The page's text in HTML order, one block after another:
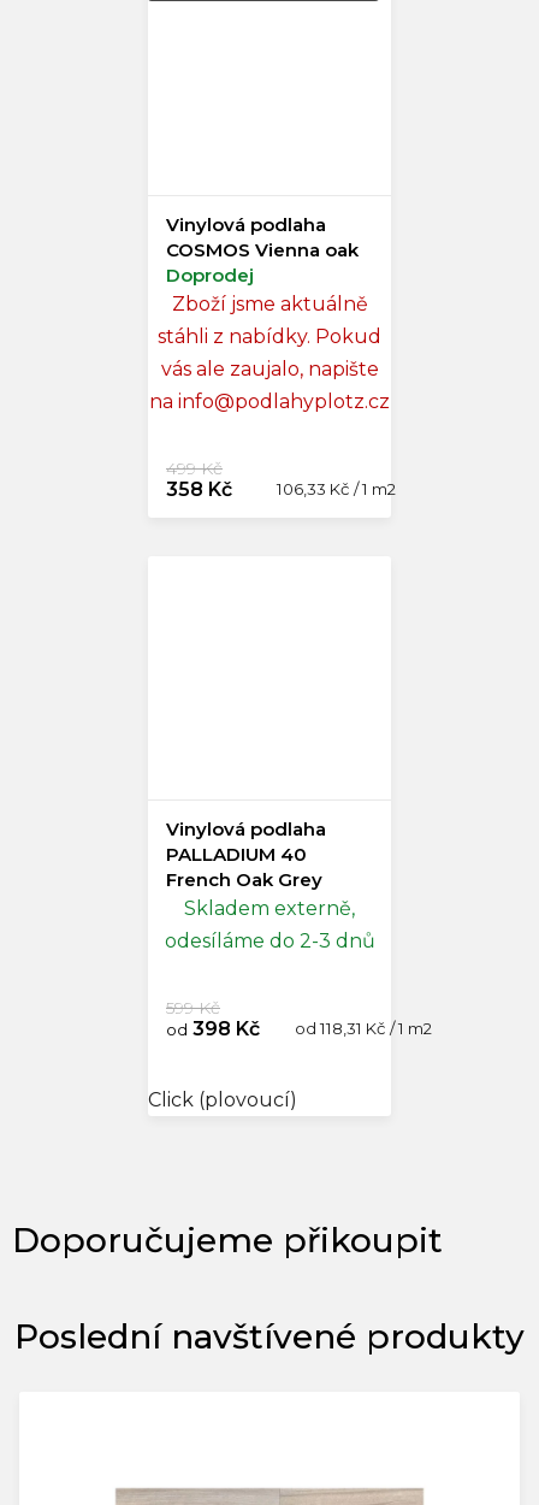
Vinylová podlaha
COSMOS Vienna oak
Doprodej
Zboží jsme aktuálně
stáhli z nabídky. Pokud
vás ale zaujalo, napište
na info@podlahyplotz.cz
358 Kč
499 Kč
Měrná
106,33 Kč / 1 m2
Vinylová podlaha
PALLADIUM 40
French Oak Grey
Doprodej
Skladem externě,
odesíláme do 2-3 dnů
od 398 Kč
599 Kč
Měrná
od 118,31 Kč / 1 m2
Click (plovoucí)
Poslední navštívené produkty